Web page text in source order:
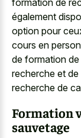
formation de
également
option pour
cours en
de formation
recherche et
recherche de
Formation
sauvetage